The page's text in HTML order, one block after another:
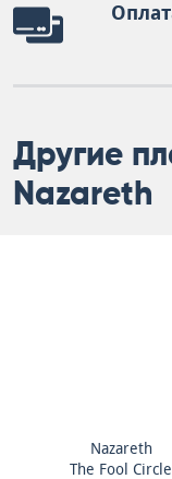
Другие
Nazareth
Nazareth
The Fool Circle